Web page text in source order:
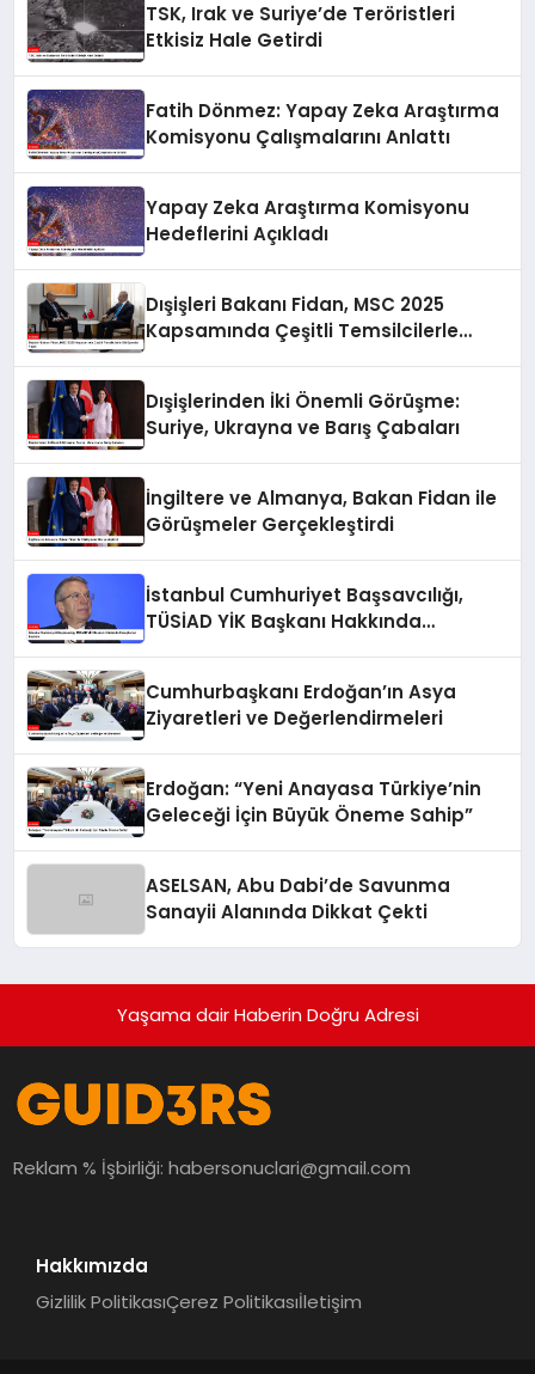
TSK, Irak ve Suriye’de Teröristleri
Etkisiz Hale Getirdi
Fatih Dönmez: Yapay Zeka Araştırma
Komisyonu Çalışmalarını Anlattı
Yapay Zeka Araştırma Komisyonu
Hedeflerini Açıkladı
Dışişleri Bakanı Fidan, MSC 2025
Kapsamında Çeşitli Temsilcilerle
Dışişlerinden İki Önemli Görüşme:
Suriye, Ukrayna ve Barış Çabaları
İngiltere ve Almanya, Bakan Fidan ile
Görüşmeler Gerçekleştirdi
İstanbul Cumhuriyet Başsavcılığı,
TÜSİAD YİK Başkanı Hakkında
Cumhurbaşkanı Erdoğan’ın Asya
Ziyaretleri ve Değerlendirmeleri
Erdoğan: “Yeni Anayasa Türkiye’nin
Geleceği İçin Büyük Öneme Sahip”
ASELSAN, Abu Dabi’de Savunma
Sanayii Alanında Dikkat Çekti
Yaşama dair Haberin Doğru Adresi
Reklam % İşbirliği:habersonuclari@gmail.com
Hakkımızda
Gizlilik PolitikasıÇerez Politikasıİletişim